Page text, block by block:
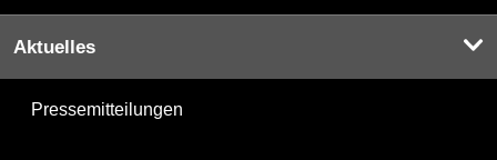
Aktuelles
Pressemitteilungen